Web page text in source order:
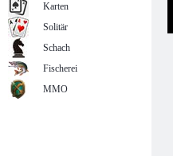
Karten
Solitär
Schach
Fischerei
MMO